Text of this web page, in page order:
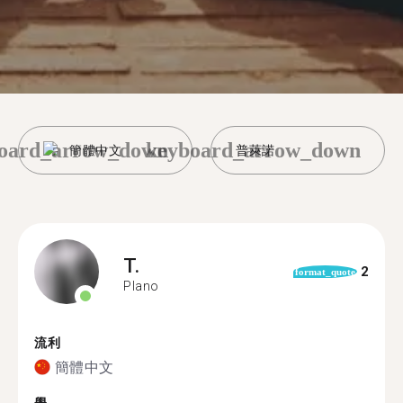
簡體中文 普萊諾
keyboard_arrow_down
T.
Plano
format_quote 2
流利
簡體中文